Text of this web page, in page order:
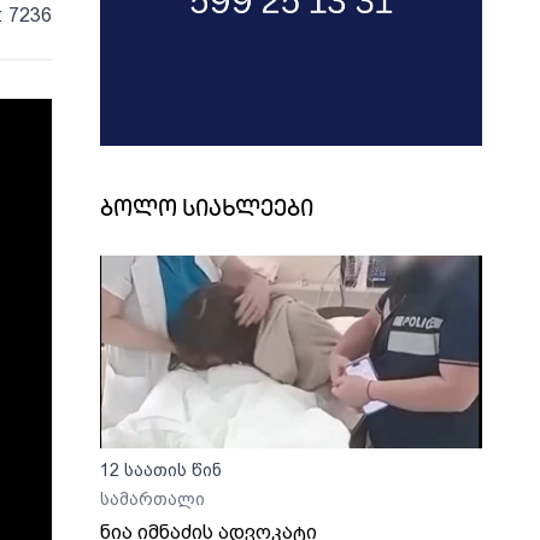
7236
ბოლო სიახლეები
12 საათის წინ
სამართალი
ნია იმნაძის ადვოკატი